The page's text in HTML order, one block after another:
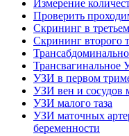
Измерение
Проверить
Скрининг в
Скрининг второго
Трансвагинальное
УЗИ в первом
УЗИ вен и сосудов
УЗИ малого таза
УЗИ маточных
беременности